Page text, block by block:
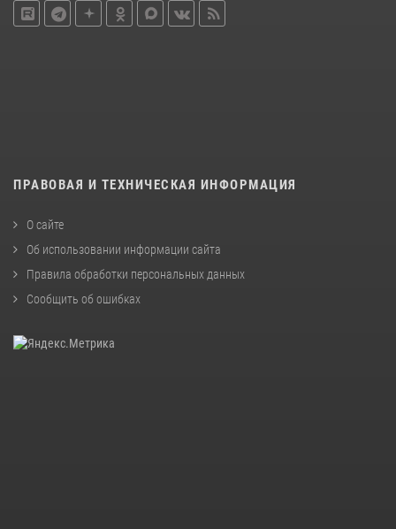
ПРАВОВАЯ И ТЕХНИЧЕСКАЯ ИНФОРМАЦИЯ
О сайте
Об использовании информации сайта
Правила обработки персональных данных
Сообщить об ошибках